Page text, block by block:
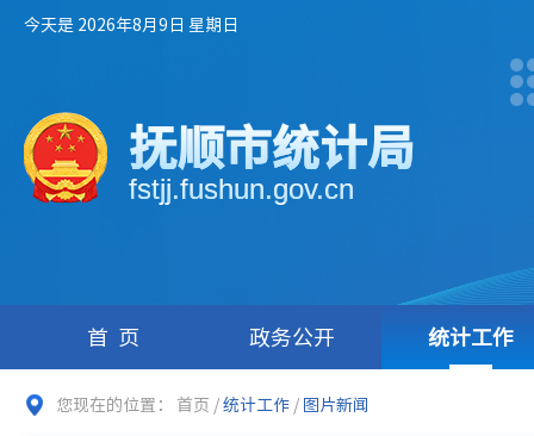
今天是 2026年8月9日 星期日
抚顺市统计局
fstjj.fushun.gov.cn
首页 政务公开 统计工作
您现在的位置： 首页 /统计工作 / 图片新闻